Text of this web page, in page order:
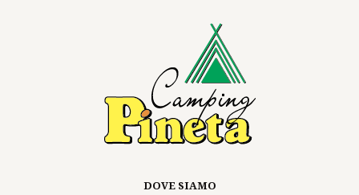
DOVE SIAMO